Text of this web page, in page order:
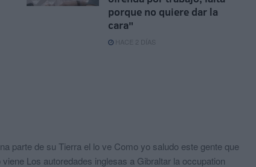
porque no quiere dar la
cara"
HACE 2 DÍAS
parte de su Tierra el lo ve Como yo saludo este gente que
Los autoredades inglesas a Gibraltar la occupation